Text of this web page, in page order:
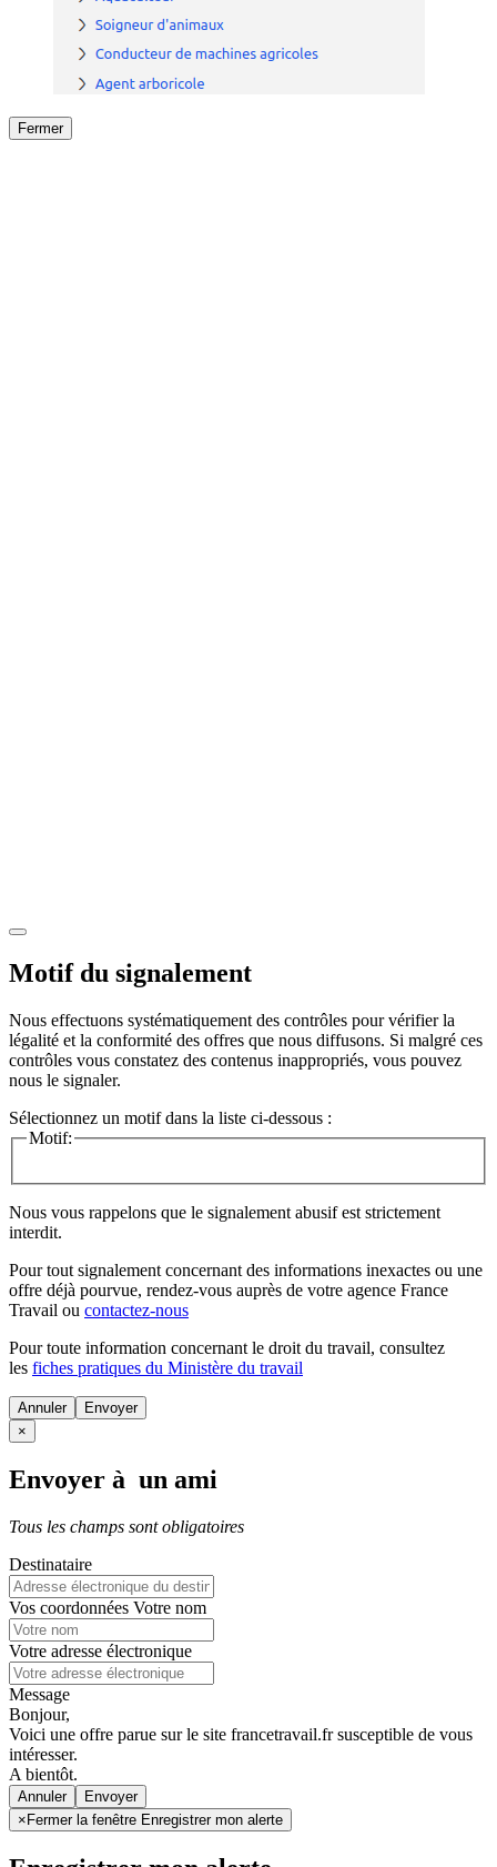
Fermer
Motif du signalement
Nous effectuons systématiquement des contrôles pour vérifier la
légalité et la conformité des offres que nous diffusons. Si malgré ces
contrôles vous constatez des contenus inappropriés, vous pouvez
nous le signaler.
Sélectionnez un motif dans la liste ci-dessous :
Motif:
Nous vous rappelons que le signalement abusif est strictement
interdit.
Pour tout signalement concernant des informations inexactes ou une
offre déjà pourvue, rendez-vous auprès de votre agence France
Travail ou contactez-nous
Pour toute information concernant le droit du travail, consultez
les fiches pratiques du Ministère du travail
Annuler
×
Envoyer à un ami
Tous les champs sont obligatoires
Destinataire
Vos coordonnées Votre nom
Votre adresse électronique
Message
Bonjour,
Voici une offre parue sur le site francetravail.fr susceptible de vous
intéresser.
A bientôt.
Annuler
× Fermer la fenêtre Enregistrer mon alerte